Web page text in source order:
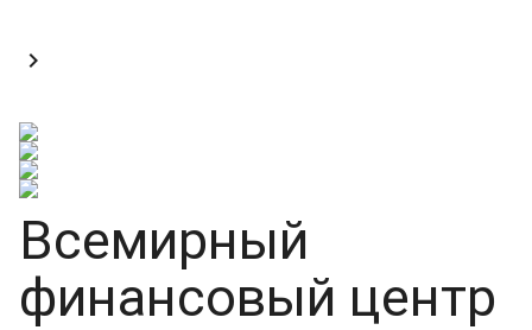

Всемирный
финансовый центр